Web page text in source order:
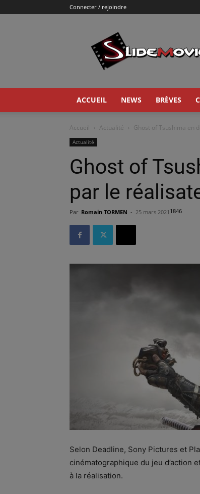
Connecter / rejoindre
ACCUEIL NEWS BRÈVES
Accueil Actualité Ghost of Tsushima en
Actualité
Ghost of
par le
Par Romain TORMEN - 25 mars 2021 1846
Selon Deadline, Sony Pictures et
cinématographique du jeu d’action
à la réalisation.